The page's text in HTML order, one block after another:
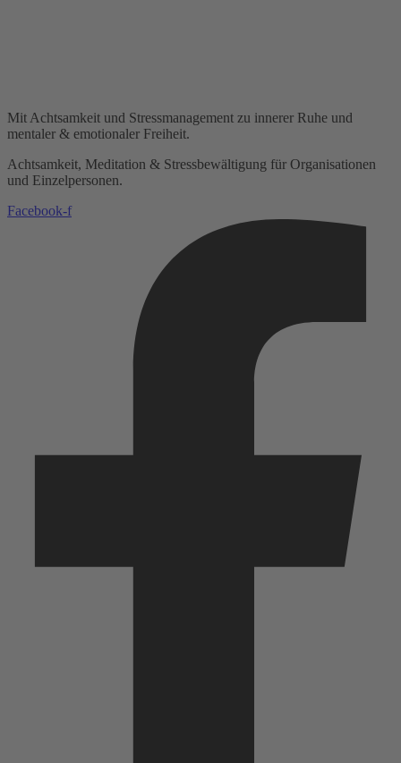
Mit Achtsamkeit und Stressmanagement zu innerer Ruhe und
mentaler & emotionaler Freiheit.
Achtsamkeit, Meditation & Stressbewältigung für Organisationen
und Einzelpersonen.
Facebook-f